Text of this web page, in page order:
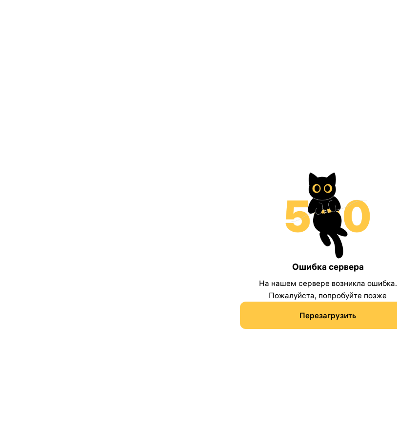
Ошибка сервера
На нашем сервере возникла ошибка.
Пожалуйста, попробуйте позже
Перезагрузить